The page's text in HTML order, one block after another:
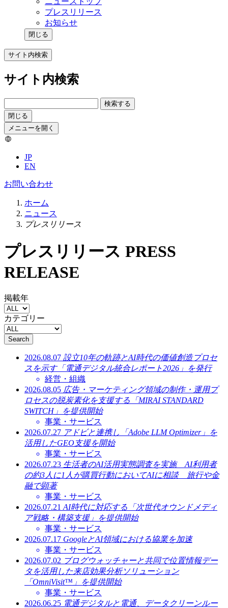
プレスリリース
お知らせ
閉じる
サイト内検索
サイト内検索
検索する
閉じる
メニューを開く
JP
EN
お問い合わせ
ホーム
ニュース
プレスリリース
プレスリリース PRESS
RELEASE
掲載年
カテゴリー
Search
2026.08.07 設立10年の軌跡とAI時代の価値創造プロセ
スを示す「電通デジタル統合レポート2026」を発行
経営・組織
2026.08.05 広告・マーケティング領域の制作・運用プ
ロセスの脱炭素化を支援する「MIRAI STANDARD
SWITCH」を提供開始
事業・サービス
2026.07.27 アドビと連携し「Adobe LLM Optimizer」を
活用したGEO支援を開始
事業・サービス
2026.07.23 生活者のAI活用実態調査を実施 AI利用者
の約3人に1人が購買行動においてAIに相談 旅行や金
融で顕著
事業・サービス
2026.07.21 AI時代に対応する「次世代オウンドメディ
ア戦略・構築支援」を提供開始
事業・サービス
2026.07.17 GoogleとAI領域における協業を加速
事業・サービス
2026.07.02 ブログウォッチャーと共同で位置情報デー
タを活用した来店効果分析ソリューション
「OmniVisit™」を提供開始
事業・サービス
2026.06.25 電通デジタルと電通、データクリーンルー